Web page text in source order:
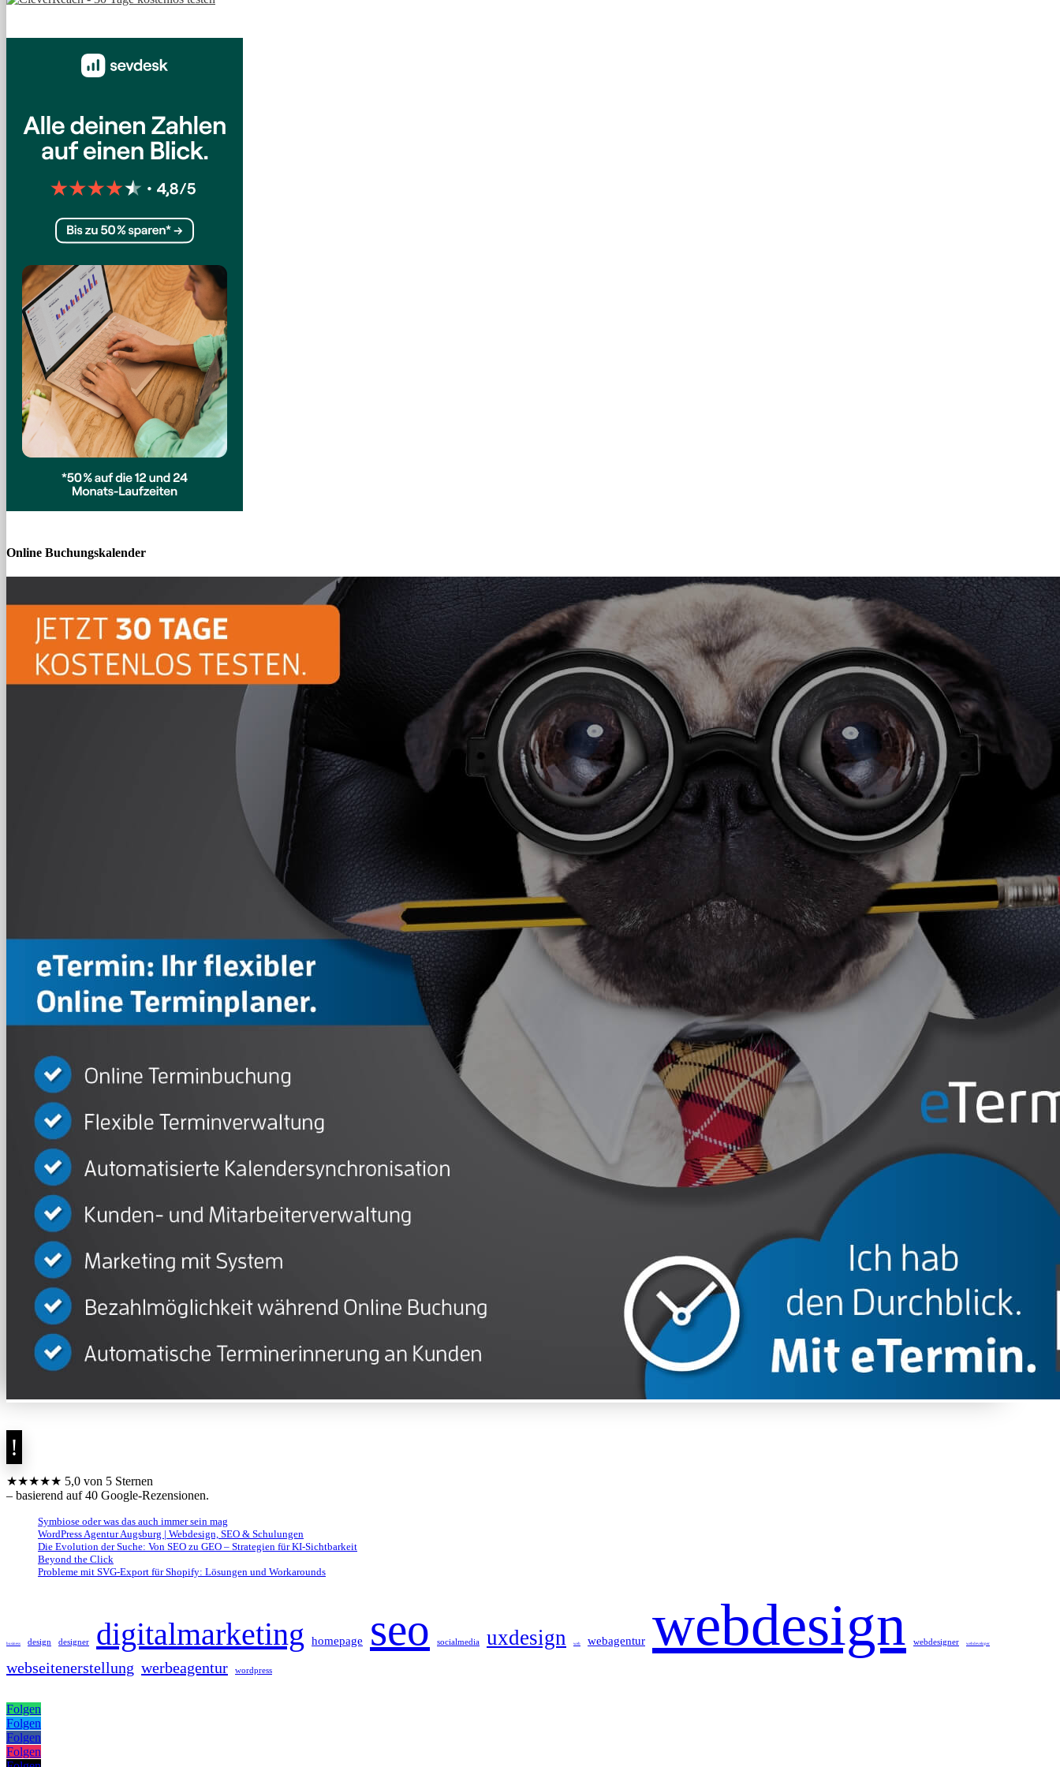
Online Buchungskalender
★★★★★ 5,0 von 5 Sternen
– basierend auf 40 Google-Rezensionen.
Symbiose oder was das auch immer sein mag
WordPress Agentur Augsburg | Webdesign, SEO & Schulungen
Die Evolution der Suche: Von SEO zu GEO – Strategien für KI-Sichtbarkeit
Beyond the Click
Probleme mit SVG-Export für Shopify: Lösungen und Workarounds
business design designer digitalmarketing homepage seo socialmedia uxdesign web webagentur webdesign webdesigner webdeveloper
webseitenerstellung werbeagentur wordpress
Folgen
Folgen
Folgen
Folgen